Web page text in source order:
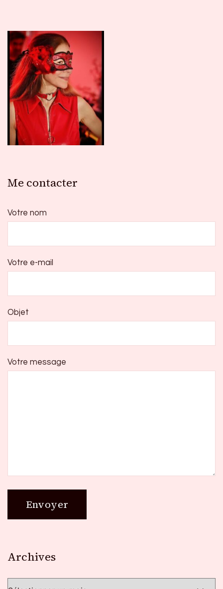
Me contacter
Votre nom
Votre e-mail
Objet
Votre message
Archives